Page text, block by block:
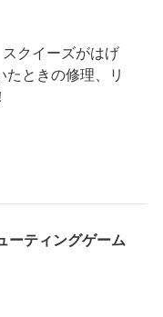
スクイーズがはげ
たときの修理、リ
ーティングゲーム